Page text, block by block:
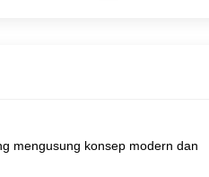
mengusung konsep modern dan